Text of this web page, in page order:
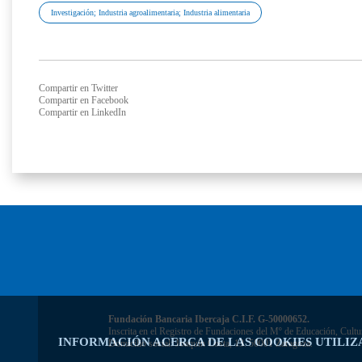
INFORMACIÓN ACERCA DE LAS COOKIES
Investigación; Industria agroalimentaria; Industria alimentaria
Compartir en Twitter
Compartir en Facebook
Compartir en LinkedIn
Fundación Bancaria Ibercaja C.I.F. G-50000652.
Inscrita en el Registro de Fundaciones del Mº de Educación,
Domicilio social: Joaquín Costa, 13. 50001 Zaragoza.